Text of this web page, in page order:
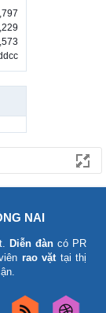
NAI
Diễn đàn có PR
rao vặttại thị